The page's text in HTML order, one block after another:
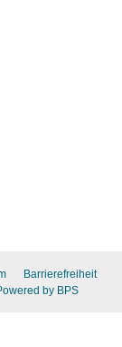
Barrierefreiheit
by BPS